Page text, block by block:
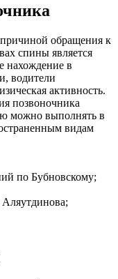
причиной обращения к
спины является
нахождение в
водители
активность.
позвоночника
можно выполнять в
видам
по Бубновскому;